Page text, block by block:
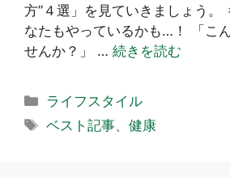
方”４選」を見ていきましょう。
なたもやっているかも…！ 「こ
せんか？」 … 続きを読む
カ
テ
ライフスタイル
タ
ベスト記事、健康